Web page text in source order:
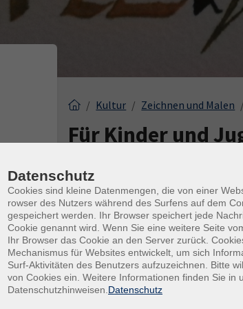
Kultur Zeichnen und Malen
Für Kinder und
Tageszeiten
Dozenten
nur buchbare nur
Datenschutz
Cookies sind kleine Datenmengen, die von einer
rowser des Nutzers während des Surfens auf dem
gespeichert werden. Ihr Browser speichert jede
Cookie genannt wird. Wenn Sie eine weitere Seite
Ihr Browser das Cookie an den Server zurück.
Mechanismus für Websites entwickelt, um sich
Surf-Aktivitäten des Benutzers aufzuzeichnen. Bitte
von Cookies ein. Weitere Informationen finden Sie in
Datenschutzhinweisen. Datenschutz